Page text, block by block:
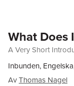
What Does
A Very Short
Inbunden,
AvThomas Nagel